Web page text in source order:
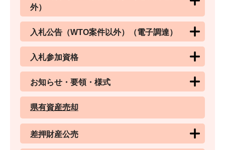
外）
入札公告（WTO案件以外）（電子調達）
入札参加資格
お知らせ・要領・様式
県有資産売却
差押財産公売